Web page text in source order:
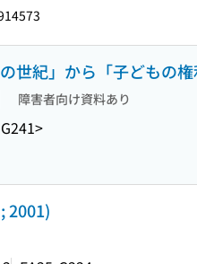
世紀」から「子どもの
障害者向け資料あり
2001)